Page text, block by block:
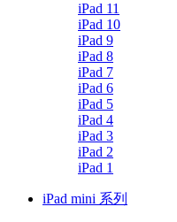
iPad 11
iPad 10
iPad 9
iPad 8
iPad 7
iPad 6
iPad 5
iPad 4
iPad 3
iPad 2
iPad 1
iPad mini 系列